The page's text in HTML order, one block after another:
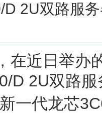
D 2U双路服
在近日举办
D 2U双路
一代龙芯